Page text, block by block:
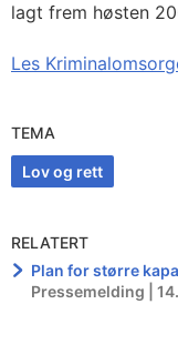
lagt frem høsten
Les
TEMA
Lov og rett
RELATERT
Plan for større
Pressemelding |